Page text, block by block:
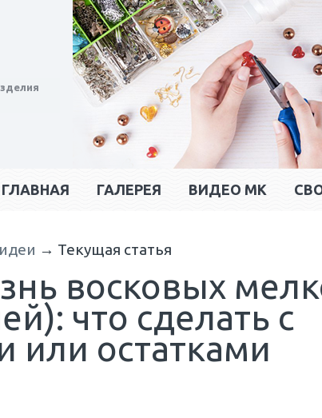
ГЛАВНАЯ ГАЛЕРЕЯ ВИДЕО МК
→ Текущая статья
восковых
что сделать с
или остатками